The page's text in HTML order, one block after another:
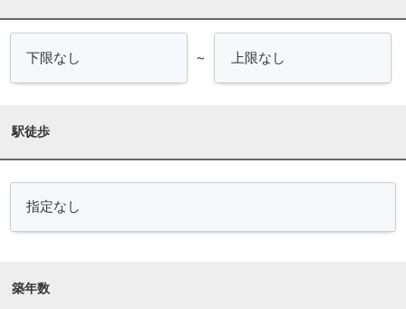
～
駅徒歩
築年数